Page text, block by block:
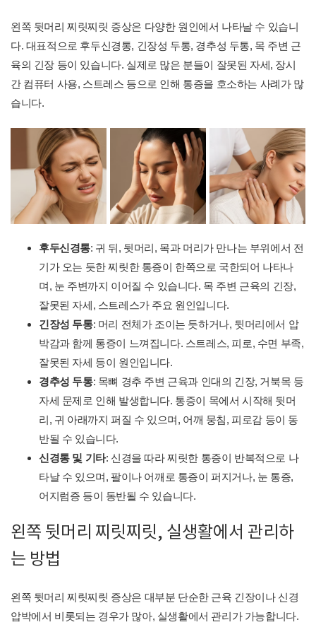
왼쪽 뒷머리 찌릿찌릿 증상은 다양한 원인에서 나타날 수 있습니
다. 대표적으로 후두신경통, 긴장성 두통, 경추성 두통, 목 주변 근
육의 긴장 등이 있습니다. 실제로 많은 분들이 잘못된 자세, 장시
간 컴퓨터 사용, 스트레스 등으로 인해 통증을 호소하는 사례가 많
습니다.
후두신경통: 귀 뒤, 뒷머리, 목과 머리가 만나는 부위에서 전
기가 오는 듯한 찌릿한 통증이 한쪽으로 국한되어 나타나
며, 눈 주변까지 이어질 수 있습니다. 목 주변 근육의 긴장,
잘못된 자세, 스트레스가 주요 원인입니다.
긴장성 두통: 머리 전체가 조이는 듯하거나, 뒷머리에서 압
박감과 함께 통증이 느껴집니다. 스트레스, 피로, 수면 부족,
잘못된 자세 등이 원인입니다.
경추성 두통: 목뼈 경추 주변 근육과 인대의 긴장, 거북목 등
자세 문제로 인해 발생합니다. 통증이 목에서 시작해 뒷머
리, 귀 아래까지 퍼질 수 있으며, 어깨 뭉침, 피로감 등이 동
반될 수 있습니다.
신경통 및 기타: 신경을 따라 찌릿한 통증이 반복적으로 나
타날 수 있으며, 팔이나 어깨로 통증이 퍼지거나, 눈 통증,
어지럼증 등이 동반될 수 있습니다.
왼쪽 뒷머리 찌릿찌릿, 실생활에서 관리하
는 방법
왼쪽 뒷머리 찌릿찌릿 증상은 대부분 단순한 근육 긴장이나 신경
압박에서 비롯되는 경우가 많아, 실생활에서 관리가 가능합니다.